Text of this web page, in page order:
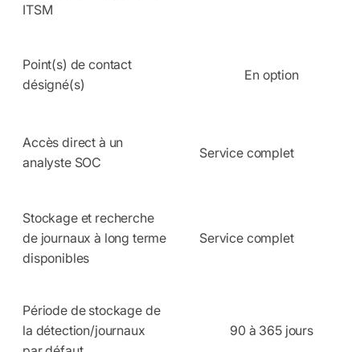
ITSM
Point(s) de contact
désigné(s)
En option
Accès direct à un
analyste SOC
Service complet
Stockage et recherche
de journaux à long terme
disponibles
Service complet
Période de stockage de
la détection/journaux
90 à 365 jours